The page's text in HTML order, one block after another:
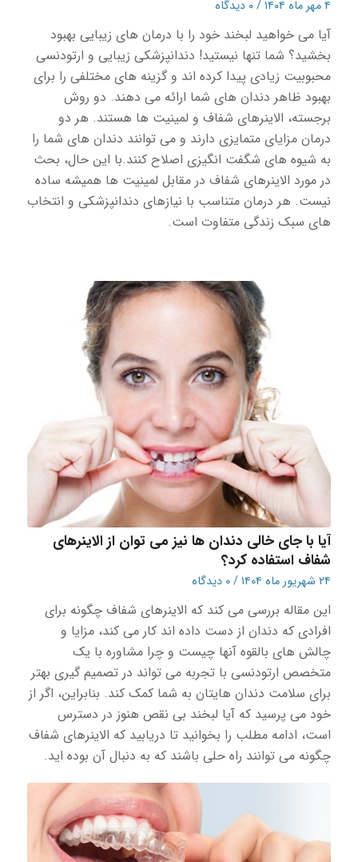
۴ مهر ماه ۱۴۰۴ /۰ دیدگاه
آیا می خواهید لبخند خود را با درمان های زیبایی بهبود
بخشید؟ شما تنها نیستید! دندانپزشکی زیبایی و ارتودنسی
محبوبیت زیادی پیدا کرده اند و گزینه های مختلفی را برای
بهبود ظاهر دندان های شما ارائه می دهند. دو روش
برجسته، الاینرهای شفاف و لمینیت ها هستند. هر دو
درمان مزایای متمایزی دارند و می توانند دندان های شما را
به شیوه های شگفت انگیزی اصلاح کنند.با این حال، بحث
در مورد الاینرهای شفاف در مقابل لمینیت ها همیشه ساده
نیست. هر درمان متناسب با نیازهای دندانپزشکی و انتخاب
های سبک زندگی متفاوت است.
آیا با جای خالی دندان ها نیز می توان از الاینرهای
شفاف استفاده کرد؟
۲۴ شهریور ماه ۱۴۰۴ /۰ دیدگاه
این مقاله بررسی می کند که الاینرهای شفاف چگونه برای
افرادی که دندان از دست داده اند کار می کند، مزایا و
چالش های بالقوه آنها چیست و چرا مشاوره با یک
متخصص ارتودنسی با تجربه می تواند در تصمیم گیری بهتر
برای سلامت دندان هایتان به شما کمک کند. بنابراین، اگر از
خود می پرسید که آیا لبخند بی نقص هنوز در دسترس
است، ادامه مطلب را بخوانید تا دریابید که الاینرهای شفاف
چگونه می توانند راه حلی باشند که به دنبال آن بوده اید.